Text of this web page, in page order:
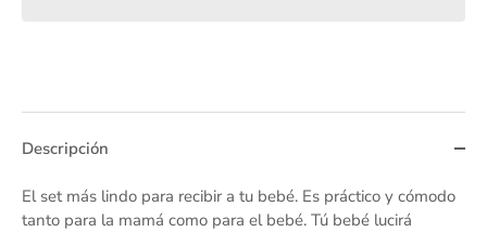
Descripción
El set más lindo para recibir a tu bebé. Es práctico y cómodo
tanto para la mamá como para el bebé. Tú bebé lucirá